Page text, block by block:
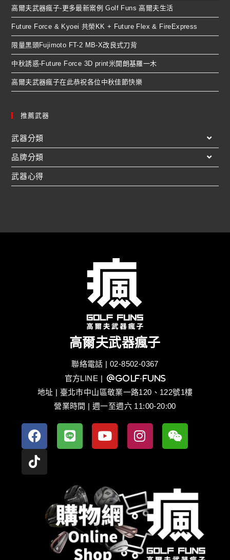
高爾夫武器瘋子-更多最新案例 Golf Funs 高爾夫生活
Future Force & Kyoei 共榮KK + Future Flex & FireExpress
限量黑頭Fujimoto FT-2 MB-X改良式刀背
中秋誘惑-Future Force 3D print米開朗基羅一木
高爾夫武器瘋子在此恭祝各位中秋佳節快樂
推薦武器
武器分類
品牌分類
武器心得
高爾夫武器瘋子
聯絡電話 | 02-8502-0367
官方LINE | @golf-funs
地址 | 臺北市中山區敬業一路120、122號1樓
營業時間 | 週一至週六 11:00-20:00